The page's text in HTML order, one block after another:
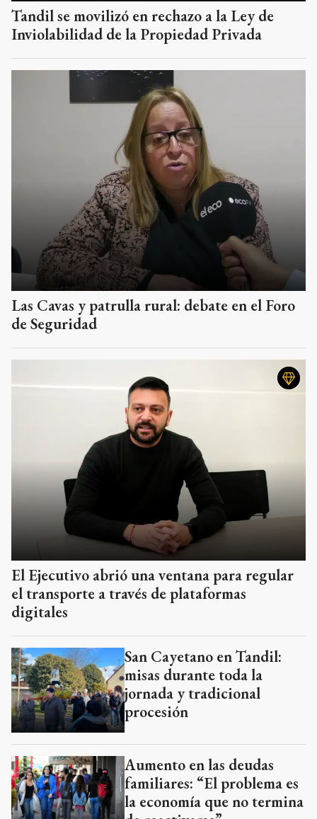
Tandil se movilizó en rechazo a la Ley de
Inviolabilidad de la Propiedad Privada
Las Cavas y patrulla rural: debate en el Foro
de Seguridad
El Ejecutivo abrió una ventana para regular
el transporte a través de plataformas
digitales
San Cayetano en Tandil:
misas durante toda la
jornada y tradicional
procesión
Aumento en las deudas
familiares: “El problema es
la economía que no termina